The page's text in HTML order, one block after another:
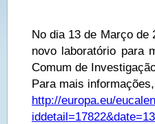
No dia 13 de Março de
novo laboratório para
Comum de
Para mais
http://europa.eu/